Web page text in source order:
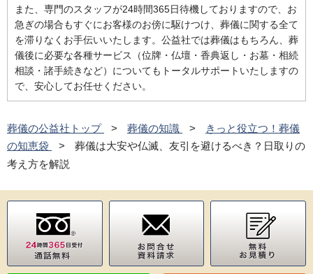
また、専門のスタッフが24時間365日待機しておりますので、お
急ぎの場合もすぐにお客様のお傍に駆けつけ、葬儀に関する全て
を滞りなくお手伝いいたします。公益社では葬儀はもちろん、葬
儀後に必要な各種サービス（位牌・仏壇・香典返し・お墓・相続
相談・諸手続きなど）についてもトータルサポートいたしますの
で、安心してお任せください。
葬儀の公益社トップ 葬儀の知識
きっと役立つ！葬儀
の知恵袋
葬儀は大安や仏滅、友引を避けるべき？日取りの
考え方を解説